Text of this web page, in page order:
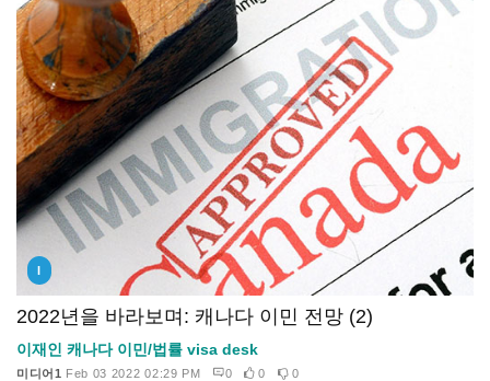
I
2022년을 바라보며: 캐나다 이민 전망 (2)
이재인 캐나다 이민/법률 visa desk
미디어1 Feb 03 2022 02:29 PM 0 0 0